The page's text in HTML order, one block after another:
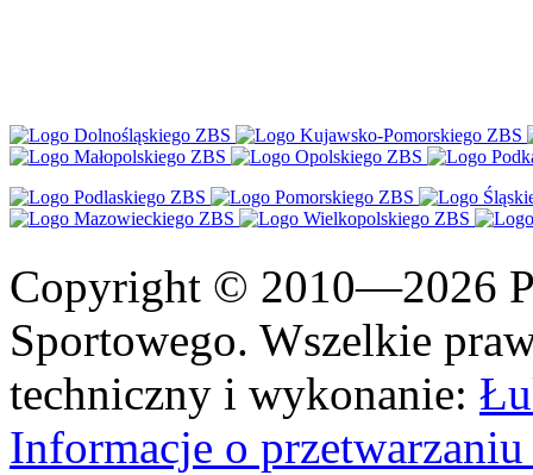
Copyright © 2010—2026
Sportowego. Wszelkie
techniczny i wykonanie:
Informacje o